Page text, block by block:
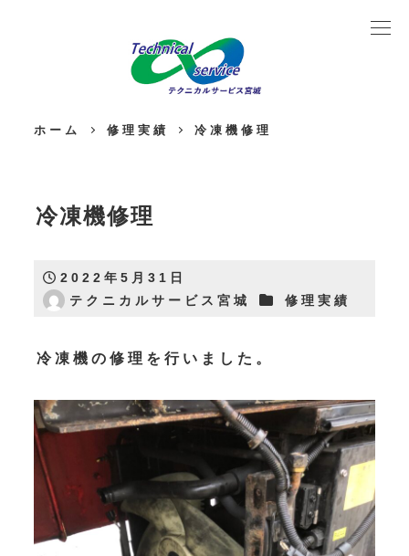
ホーム 修理実績 冷凍機修理
冷凍機修理
投稿日
2022年5月31日
著
テクニカルサービス宮城 カテゴリー
修理実績
冷凍機の修理を行いました。